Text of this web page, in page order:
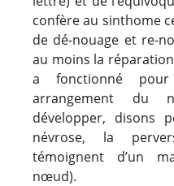
confère au sinthome
de dé-nouage et re-
au moins la
a fonctionné
arrangement
développer, disons
névrose, la
témoignent d’un
nœud).